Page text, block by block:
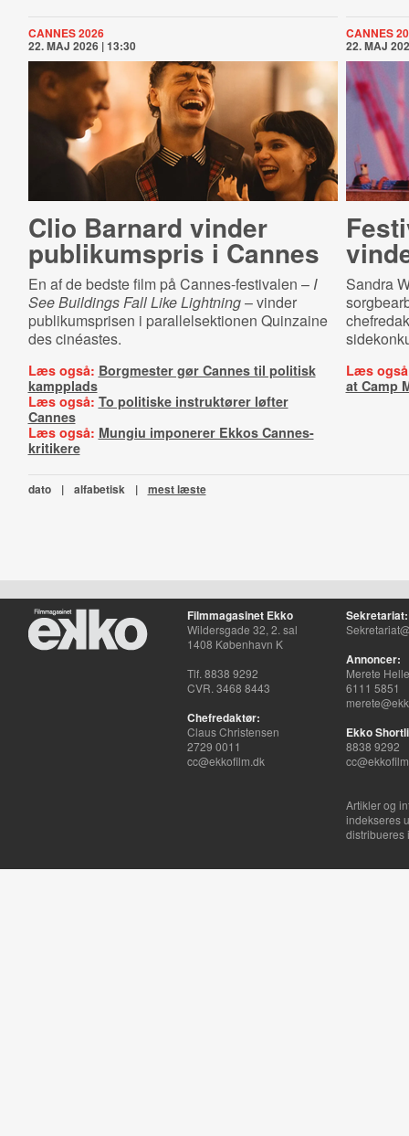
CANNES 2026
22. MAJ 2026 | 13:30
Clio Barnard vinder
publikumspris i Cannes
En af de bedste film på Cannes-festivalen – I
See Buildings Fall Like Lightning– vinder
publikumsprisen i parallelsektionen Quinzaine
des cinéastes.
Læs også: Borgmester gør Cannes til politisk
kampplads
Læs også: To politiske instruktører løfter
Cannes
Læs også: Mungiu imponerer Ekkos Cannes-
kritikere
CANNES
22. MAJ
Sandra
Læs
at Camp
dato | alfabetisk | mest læste
Filmmagasinet Ekko
Wildersgade 32, 2. sal
1408 København K
Tlf. 8838 9292
CVR. 3468 8443
Chefredaktør:
Claus Christensen
2729 0011
cc@ekkofilm.dk
Sekretariat:
Annoncer:
Merete
6111 5851
Ekko
8838 9292
Artikler og
indekseres
distribueres